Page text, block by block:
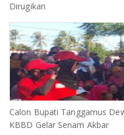
Dirugikan
Calon Bupati Tanggamus
KBBD Gelar Senam Akbar